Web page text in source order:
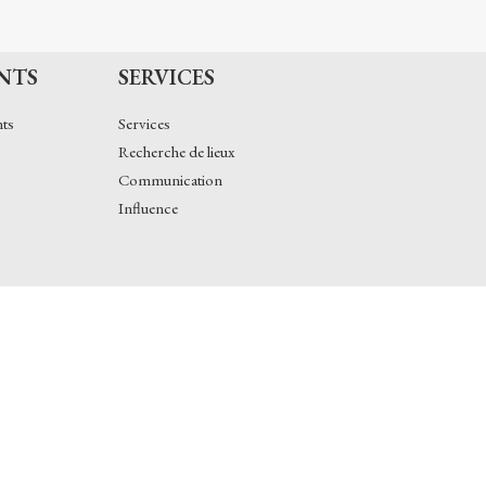
SERVICES
Services
Recherche de lieux
Communication
Influence